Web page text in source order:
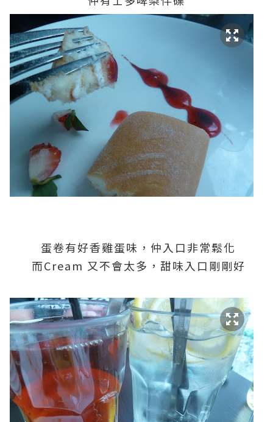
蛋卷有好香雞蛋味，仲入口非常鬆化
而Cream 又不會太多，甜味入口剛剛好